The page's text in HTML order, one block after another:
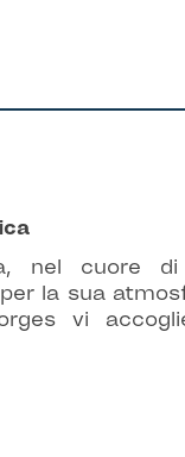
nel cuore
la sua
vi